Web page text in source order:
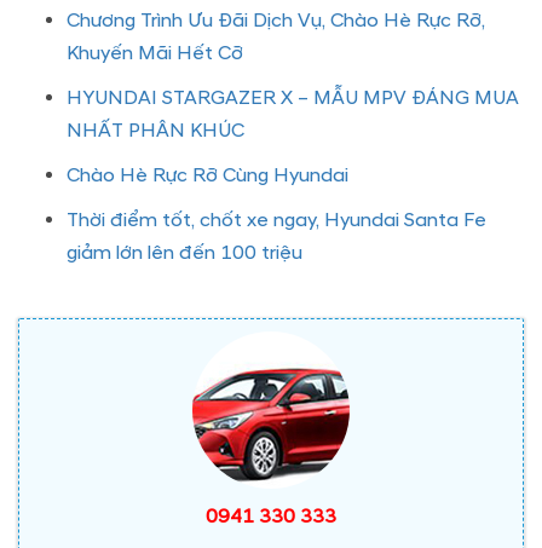
Chương Trình Ưu Đãi Dịch Vụ, Chào Hè Rực Rỡ,
Khuyến Mãi Hết Cỡ
HYUNDAI STARGAZER X – MẪU MPV ĐÁNG MUA
NHẤT PHÂN KHÚC
Chào Hè Rực Rỡ Cùng Hyundai
Thời điểm tốt, chốt xe ngay, Hyundai Santa Fe
giảm lớn lên đến 100 triệu
0941 330 333